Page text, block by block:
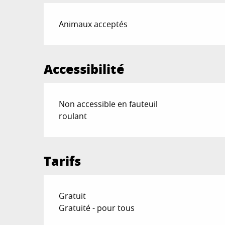
Animaux acceptés
Accessibilité
Non accessible en fauteuil
roulant
Tarifs
Gratuit
Gratuité - pour tous